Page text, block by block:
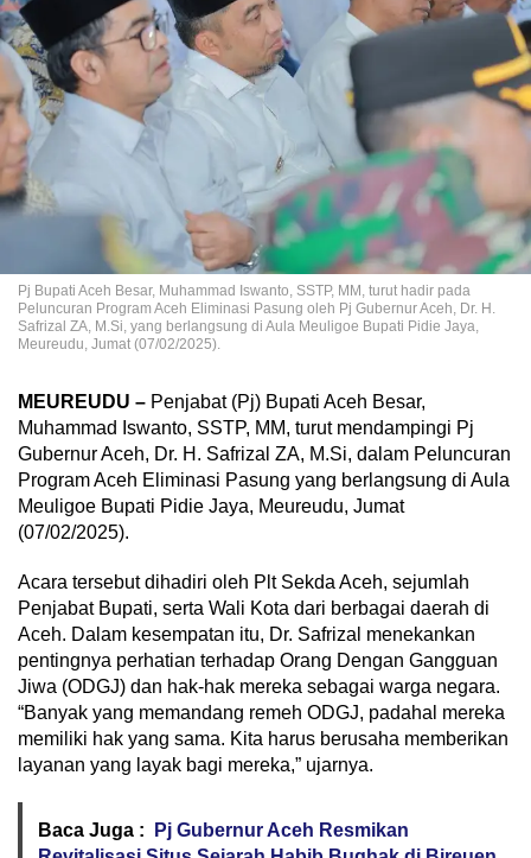
Pj Bupati Aceh Besar, Muhammad Iswanto, SSTP, MM, turut hadir pada
Peluncuran Program Aceh Eliminasi Pasung oleh Pj Gubernur Aceh, Dr. H.
Safrizal ZA, M.Si, yang berlangsung di Aula Meuligoe Bupati Pidie Jaya,
Meureudu, Jumat (07/02/2025).
MEUREUDU – Penjabat (Pj) Bupati Aceh Besar,
Muhammad Iswanto, SSTP, MM, turut mendampingi Pj
Gubernur Aceh, Dr. H. Safrizal ZA, M.Si, dalam Peluncuran
Program Aceh Eliminasi Pasung yang berlangsung di Aula
Meuligoe Bupati Pidie Jaya, Meureudu, Jumat
(07/02/2025).
Acara tersebut dihadiri oleh Plt Sekda Aceh, sejumlah
Penjabat Bupati, serta Wali Kota dari berbagai daerah di
Aceh. Dalam kesempatan itu, Dr. Safrizal menekankan
pentingnya perhatian terhadap Orang Dengan Gangguan
Jiwa (ODGJ) dan hak-hak mereka sebagai warga negara.
“Banyak yang memandang remeh ODGJ, padahal mereka
memiliki hak yang sama. Kita harus berusaha memberikan
layanan yang layak bagi mereka,” ujarnya.
Baca Juga :
Pj Gubernur Aceh Resmikan